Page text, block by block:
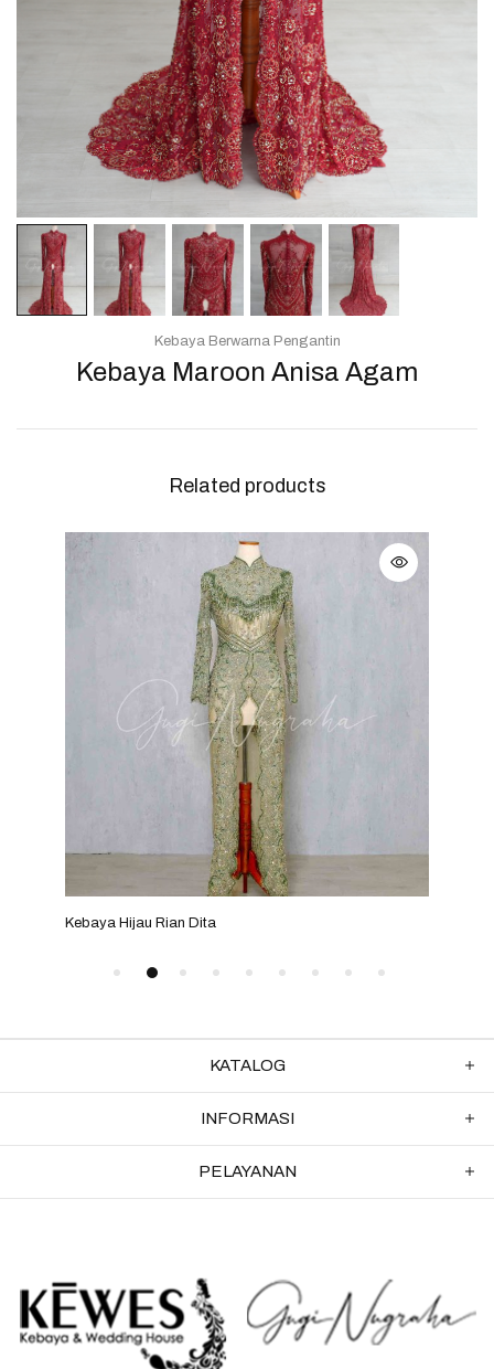
Kebaya Maroon Anisa Agam
Kebaya Berwarna Pengantin
Related products
Kebaya Hijau Rian Dita
KATALOG
INFORMASI
PELAYANAN